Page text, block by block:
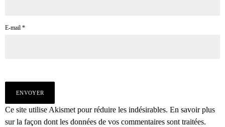
E-mail *
Ce site utilise Akismet pour réduire les indésirables. En savoir plus
sur la façon dont les données de vos commentaires sont traitées.